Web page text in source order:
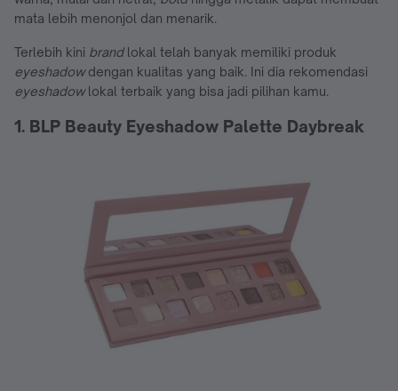
mata lebih menonjol dan menarik.
Terlebih kini brand lokal telah banyak memiliki produk
eyeshadowdengan kualitas yang baik. Ini dia rekomendasi
eyeshadowlokal terbaik yang bisa jadi pilihan kamu.
1. BLP Beauty Eyeshadow Palette Daybreak